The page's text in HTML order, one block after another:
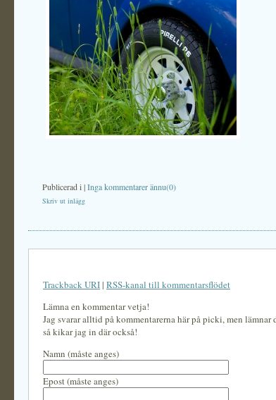
Publicerad i|Inga kommentarer ännu(0)
Skriv ut inlägg
Trackback URI| RSS-kanal till kommentarsflödet
Lämna en kommentar vetja!
Jag svarar alltid på kommentarerna här på picki, men lämnar
så kikar jag in där också!
Namn (måste anges)
Epost (måste anges)